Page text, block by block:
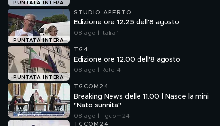
PUNTATA INTERA
PUNTATA INTERA
STUDIO APERTO
Edizione ore 12.25 dell'8 agosto
08 ago | Italia 1
PUNTATA INTERA
TG4
Edizione ore 12.00 dell'8 agosto
08 ago | Rete 4
TGCOM24
Breaking News delle 11.00 | Nasce la mini
"Nato sunnita"
08 ago | Tgcom24
TGCOM24